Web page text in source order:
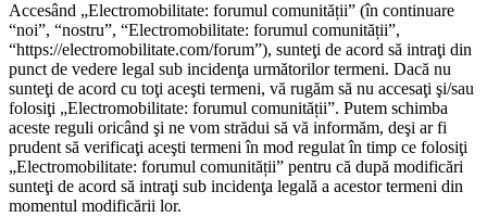
Accesând „Electromobilitate: forumul comunității” (în continuare
“noi”, “nostru”, “Electromobilitate: forumul comunității”,
“https://electromobilitate.com/forum”), sunteţi de acord să intraţi din
punct de vedere legal sub incidenţa următorilor termeni. Dacă nu
sunteţi de acord cu toţi aceşti termeni, vă rugăm să nu accesaţi şi/sau
folosiţi „Electromobilitate: forumul comunității”. Putem schimba
aceste reguli oricând şi ne vom strădui să vă informăm, deşi ar fi
prudent să verificaţi aceşti termeni în mod regulat în timp ce folosiţi
„Electromobilitate: forumul comunității” pentru că după modificări
sunteţi de acord să intraţi sub incidenţa legală a acestor termeni din
momentul modificării lor.